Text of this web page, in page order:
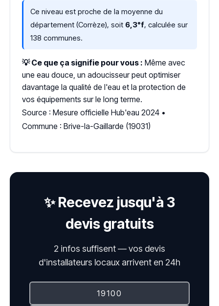
Ce niveau est proche de la moyenne du
département (Corrèze), soit 6,3°f, calculée sur
138 communes.
💡 Ce que ça signifie pour vous : Même avec
une eau douce, un adoucisseur peut optimiser
davantage la qualité de l'eau et la protection de
vos équipements sur le long terme.
Source : Mesure officielle Hub'eau 2024 •
Commune : Brive-la-Gaillarde (19031)
✨ Recevez jusqu'à 3
devis gratuits
2 infos suffisent — vos devis
d'installateurs locaux arrivent en 24h